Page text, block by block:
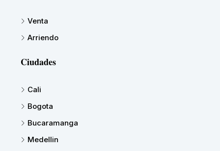
Venta
Arriendo
Ciudades
Cali
Bogota
Bucaramanga
Medellin